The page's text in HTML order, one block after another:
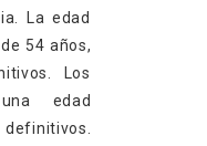
La edad
54 años,
Los
edad